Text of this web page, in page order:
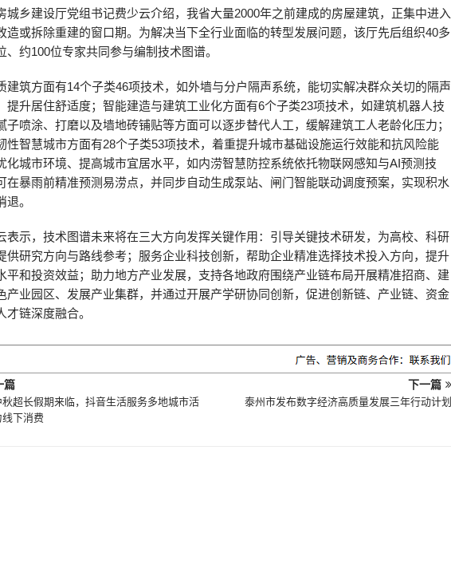
城乡建设厅党组书记费少云介绍，我省大量2000年之前建成的房屋建筑，正集中进入
造或拆除重建的窗口期。为解决当下全行业面临的转型发展问题，该厅先后组织40多
、约100位专家共同参与编制技术图谱。
建筑方面有14个子类46项技术，如外墙与分户隔声系统，能切实解决群众关切的隔声
提升居住舒适度；智能建造与建筑工业化方面有6个子类23项技术，如建筑机器人技
子喷涂、打磨以及墙地砖铺贴等方面可以逐步替代人工，缓解建筑工人老龄化压力；
性智慧城市方面有28个子类53项技术，着重提升城市基础设施运行效能和抗风险能
化城市环境、提高城市宜居水平，如内涝智慧防控系统依托物联网感知与AI预测技
在暴雨前精准预测易涝点，并同步自动生成泵站、闸门智能联动调度预案，实现积水
退。
表示，技术图谱未来将在三大方向发挥关键作用：引导关键技术研发，为高校、科研
供研究方向与路线参考；服务企业科技创新，帮助企业精准选择技术投入方向，提升
平和投资效益；助力地方产业发展，支持各地政府围绕产业链布局开展精准招商、建
产业园区、发展产业集群，并通过开展产学研协同创新，促进创新链、产业链、资金
才链深度融合。
篇
秋超长假期来临，抖音生活服务多地城市活
下消费
下一篇
泰州市发布数字经济高质量发展三年行动计划